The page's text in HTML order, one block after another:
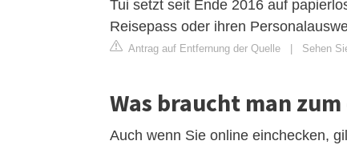
Tui setzt seit Ende 2016 auf
Reisepass oder ihren
Antrag auf Entfernung der Quelle | Sehen
Was braucht man
Auch wenn Sie online einchecken,